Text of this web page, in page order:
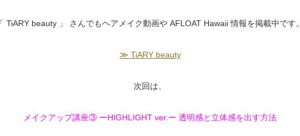
「 TiARY beauty 」 さんでもヘアメイク動画や AFLOAT Hawaii 情報を掲載中です。
≫ TiARY beauty
次回は、
メイクアップ講座③ ーHIGHLIGHT ver.ー 透明感と立体感を出す方法